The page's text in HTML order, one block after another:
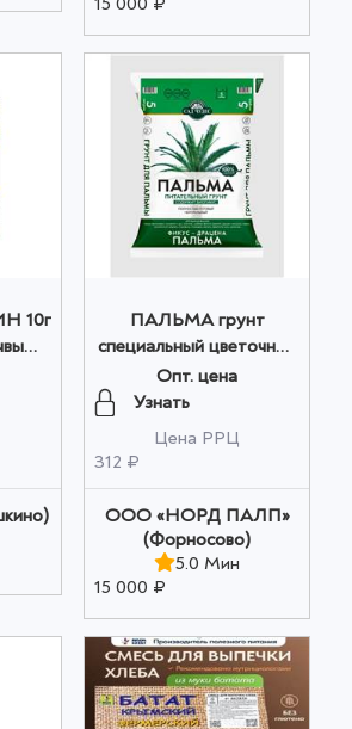
10г
ПАЛЬМА грунт
специальный цветочный
5 л Сад Чудес оптом
Опт. цена
Узнать
Цена РРЦ
312 ₽
ООО «НОРД ПАЛП»
(Форносово)
5.0 Мин
15 000 ₽